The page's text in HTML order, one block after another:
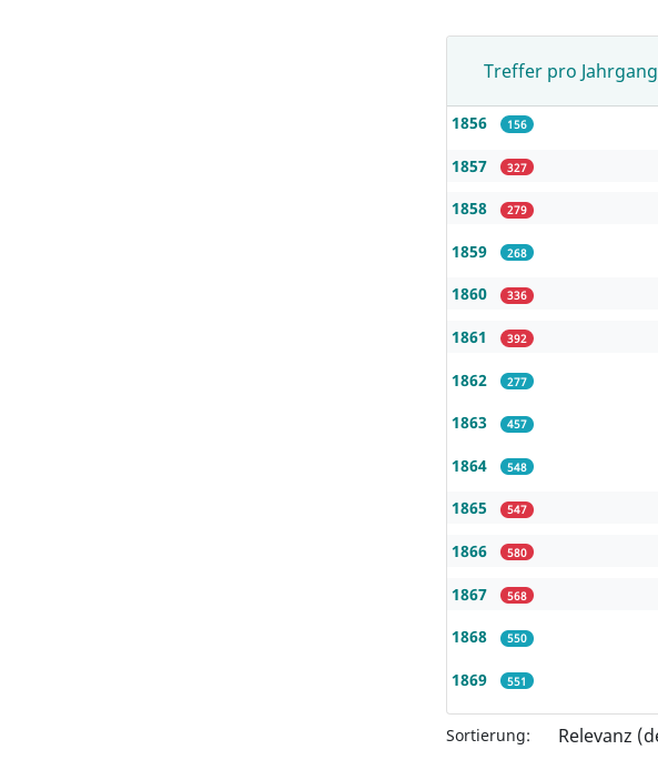
Treffer pro Jahrgang
1856 156
1857 327
1858 279
1859 268
1860 336
1861 392
1862 277
1863 457
1864 548
1865 547
1866 580
1867 568
1868 550
1869 551
Sortierung: